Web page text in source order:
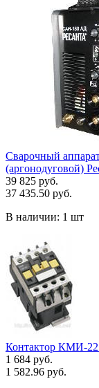
Сварочный
(аргонодуговой)
39 825 руб.
37 435.50 руб.
В наличии: 1 шт
Контактор КМИ-
1 684 руб.
1 582.96 руб.